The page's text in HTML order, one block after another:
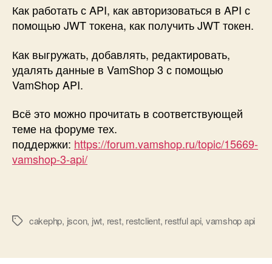
общих
принципов,
авторизация,
примеры
к
Как работать с API, как авторизоваться в API с
помощью JWT токена, как получить JWT токен.
Как выгружать, добавлять, редактировать,
удалять данные в VamShop 3 с помощью
VamShop API.
Всё это можно прочитать в соответствующей
теме на форуме тех.
поддержки: https://forum.vamshop.ru/topic/15669-
vamshop-3-api/
Меткиcakephp, jscon, jwt, rest, restclient, restful api, vamshop api